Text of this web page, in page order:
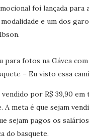
foi lançada para
e um dos
para fotos na Gávea com
– Eu visto essa
por R$ 39,90 em
A meta é que sejam
sejam pagos os
do basquete.